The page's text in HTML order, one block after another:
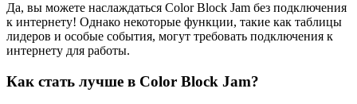
Да, вы можете наслаждаться Color Block Jam без подключения
к интернету! Однако некоторые функции, такие как таблицы
лидеров и особые события, могут требовать подключения к
интернету для работы.
Как стать лучше в Color Block Jam?